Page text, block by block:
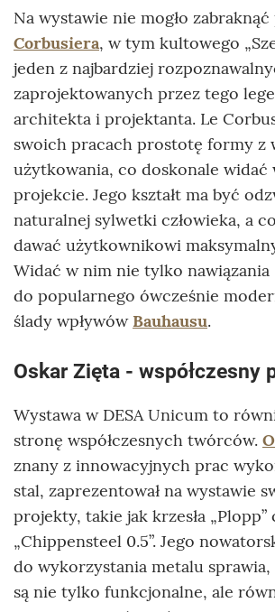
Na wystawie nie mogło
Corbusiera, w tym kultowego
jeden z najbardziej
zaprojektowanych przez tego
architekta i projektanta. Le
swoich pracach prostotę formy z
użytkowania, co doskonale widać
projekcie. Jego kształt ma być
naturalnej sylwetki człowieka, a
dawać użytkownikowi
Widać w nim nie tylko nawiązania
do popularnego ówcześnie
ślady wpływów Bauhausu.
Oskar Zięta - współczesny
Wystawa w DESA Unicum to
stronę współczesnych twórców.
znany z innowacyjnych prac
stal, zaprezentował na wystawie
projekty, takie jak krzesła „Plopp”
„Chippensteel 0.5”. Jego
do wykorzystania metalu sprawia,
są nie tylko funkcjonalne, ale